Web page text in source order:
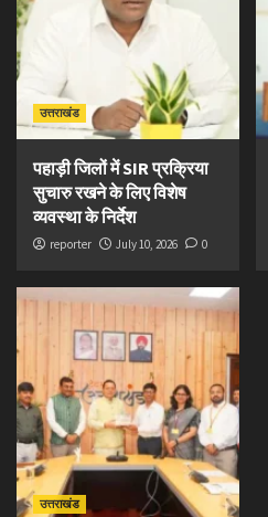
उत्तराखंड
पहाड़ी जिलों में SIR प्रक्रिया
सुचारु रखने के लिए विशेष
व्यवस्था के निर्देश
reporter July 10, 2026 0
उत्तराखंड